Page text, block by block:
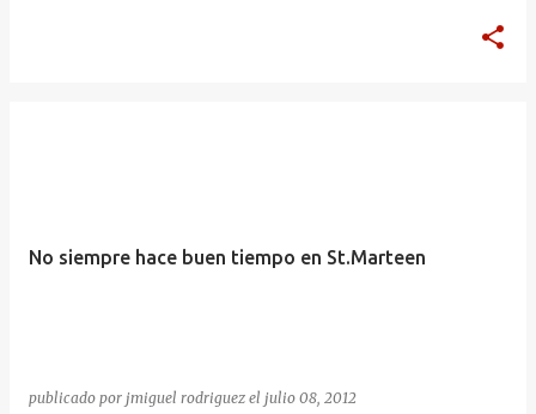
No siempre hace buen tiempo en St.Marteen
publicado por jmiguel rodriguez el julio 08, 2012